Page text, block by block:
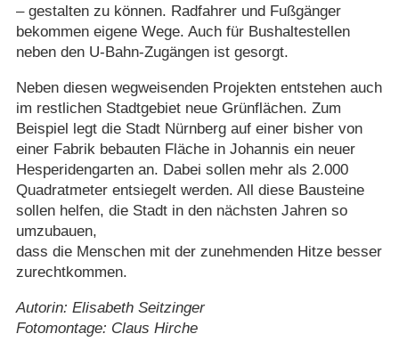
– gestalten zu können. Radfahrer und Fußgänger
bekommen eigene Wege. Auch für Bushaltestellen
neben den U-Bahn-Zugängen ist gesorgt.
Neben diesen wegweisenden Projekten entstehen auch
im restlichen Stadtgebiet neue Grünflächen. Zum
Beispiel legt die Stadt Nürnberg auf einer bisher von
einer Fabrik bebauten Fläche in Johannis ein neuer
Hesperidengarten an. Dabei sollen mehr als 2.000
Quadratmeter entsiegelt werden. All diese Bausteine
sollen helfen, die Stadt in den nächsten Jahren so
umzubauen,
dass die Menschen mit der zunehmenden Hitze besser
zurechtkommen.
Autorin: Elisabeth Seitzinger
Fotomontage: Claus Hirche